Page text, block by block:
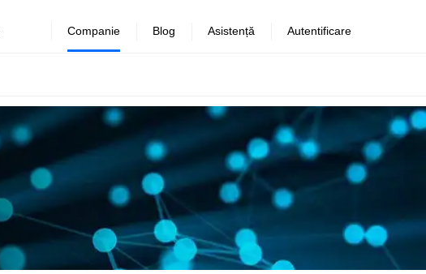
Companie Blog Asistență Autentificare